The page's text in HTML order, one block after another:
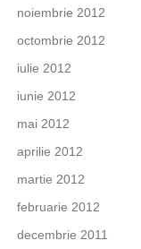
noiembrie 2012
octombrie 2012
iulie 2012
iunie 2012
mai 2012
aprilie 2012
martie 2012
februarie 2012
decembrie 2011